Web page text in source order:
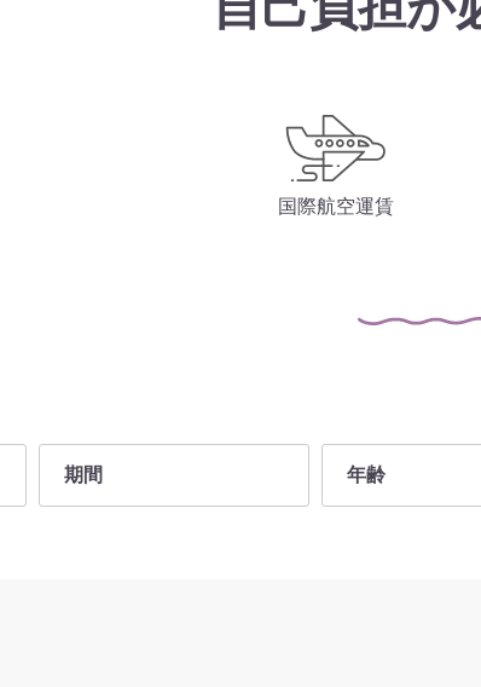
国際航空運賃
期間 年齢